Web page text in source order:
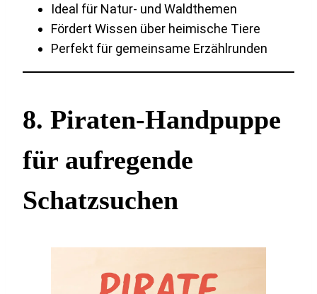
Ideal für Natur- und Waldthemen
Fördert Wissen über heimische Tiere
Perfekt für gemeinsame Erzählrunden
8. Piraten-Handpuppe
für aufregende
Schatzsuchen